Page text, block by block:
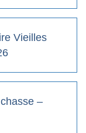
Vieilles
–